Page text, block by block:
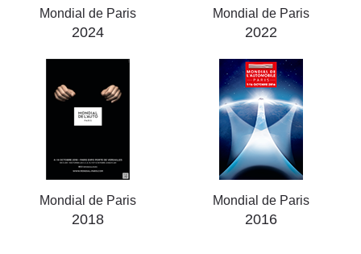
Mondial de Paris
2024
Mondial de Paris
2022
Mondial de Paris
2018
Mondial de Paris
2016